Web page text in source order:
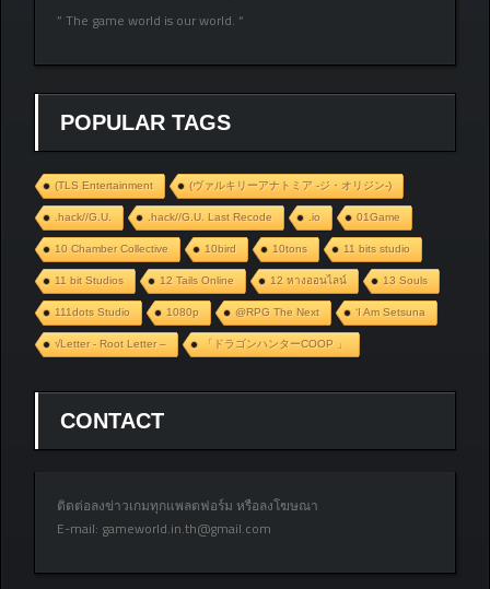
” The game world is our world. “
POPULAR TAGS
(TLS Entertainment (ヴァルキリーアナトミア ‐ジ・オリジン‐)
.hack//G.U. .hack//G.U. Last Recode .io 01Game
10 Chamber Collective 10bird 10tons 11 bits studio
11 bit Studios 12 Tails Online 12 หางออนไลน์ 13 Souls
111dots Studio 1080p @RPG The Next ‘I Am Setsuna
√Letter - Root Letter – 「ドラゴンハンターCOOP 」
CONTACT
ติดต่อลงข่าวเกมทุกแพลตฟอร์ม หรือลงโฆษณา
E-mail: gameworld.in.th@gmail.com